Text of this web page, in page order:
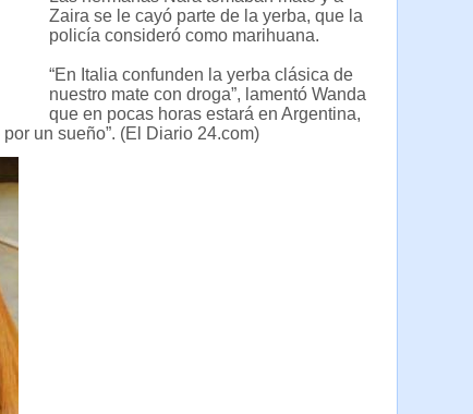
Zaira se le cayó parte de la yerba, que la
policía consideró como marihuana.
“En Italia confunden la yerba clásica de
nuestro mate con droga”, lamentó Wanda
que en pocas horas estará en Argentina,
un sueño”. (El Diario 24.com)